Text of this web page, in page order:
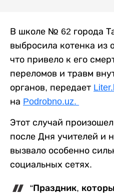
В школе № 62 города
выбросила котенка из
что привело к его
переломов и травм
органов, передает
на Podrobno.uz.
Этот случай
после Дня учителей и
вызвало особенно
социальных сетях.
“Праздник,